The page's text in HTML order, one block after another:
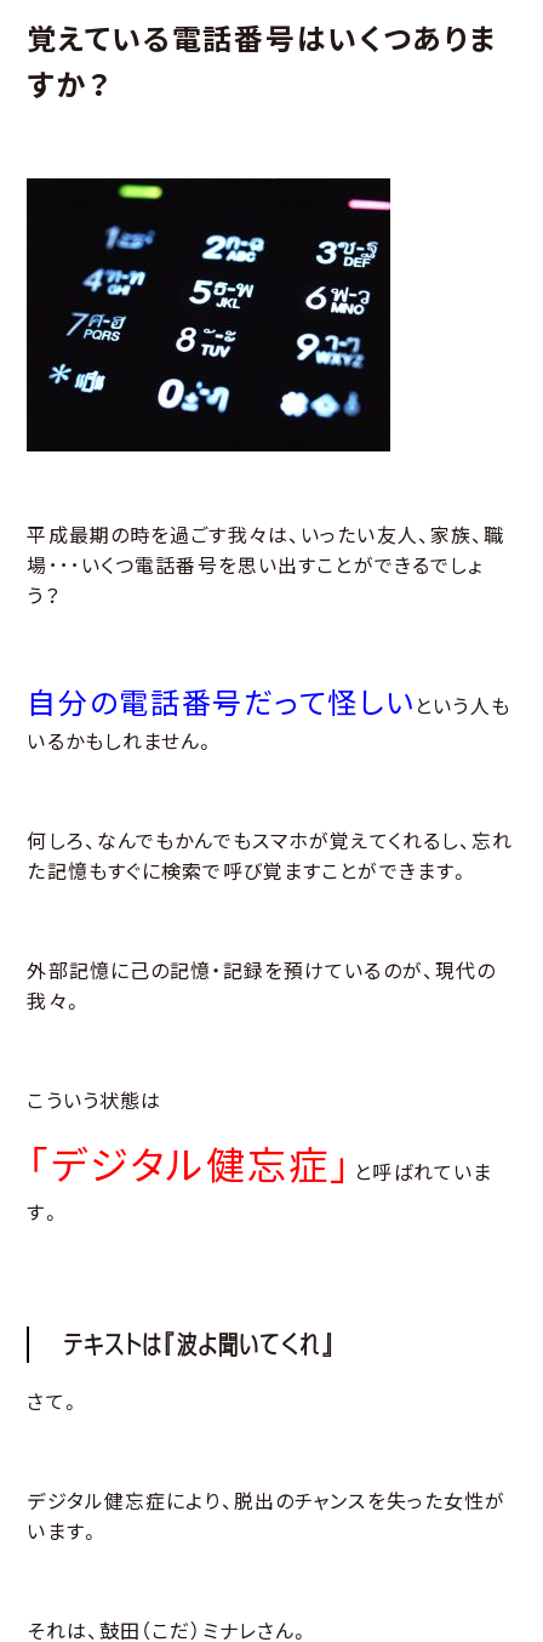
覚えている電話番号はいくつありま
すか？
平成最期の時を過ごす我々は、いったい友人、家族、職
場･･･いくつ電話番号を思い出すことができるでしょ
う？
自分の電話番号だって怪しい という人も
いるかもしれません。
何しろ、なんでもかんでもスマホが覚えてくれるし、忘れ
た記憶もすぐに検索で呼び覚ますことができます。
外部記憶に己の記憶・記録を預けているのが、現代の
我々。
こういう状態は
「デジタル健忘症」
と呼ばれていま
す。
テキストは『波よ聞いてくれ』
さて。
デジタル健忘症により、脱出のチャンスを失った女性が
います。
それは、鼓田（こだ）ミナレさん。